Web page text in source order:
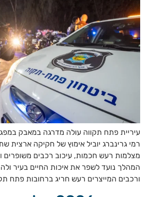
עיריית פתח תקווה עולה מדרגה במאבק
רמי גרינברג יוביל אימוץ של חקיקה ארצית
מצלמות רעש חכמות, עיכוב רכבים משופרים
המהלך נועד לשפר את איכות החיים בעיר
ורכבים המייצרים רעש חריג ברחובות פתח